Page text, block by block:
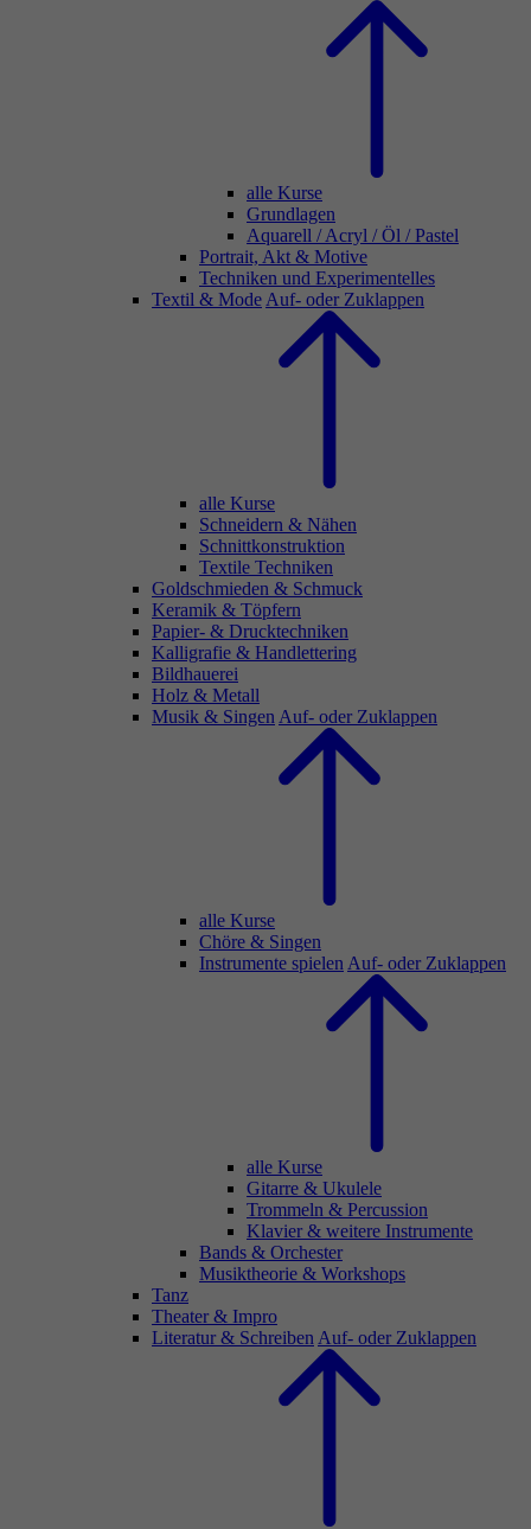
alle Kurse
Grundlagen
Aquarell / Acryl / Öl / Pastel
Portrait, Akt & Motive
Techniken und Experimentelles
Textil & Mode Auf- oder Zuklappen
alle Kurse
Schneidern & Nähen
Schnittkonstruktion
Textile Techniken
Goldschmieden & Schmuck
Keramik & Töpfern
Papier- & Drucktechniken
Kalligrafie & Handlettering
Bildhauerei
Holz & Metall
Musik & Singen Auf- oder Zuklappen
alle Kurse
Chöre & Singen
Instrumente spielen Auf- oder Zuklappen
alle Kurse
Gitarre & Ukulele
Trommeln & Percussion
Klavier & weitere Instrumente
Bands & Orchester
Musiktheorie & Workshops
Tanz
Theater & Impro
Literatur & Schreiben Auf- oder Zuklappen